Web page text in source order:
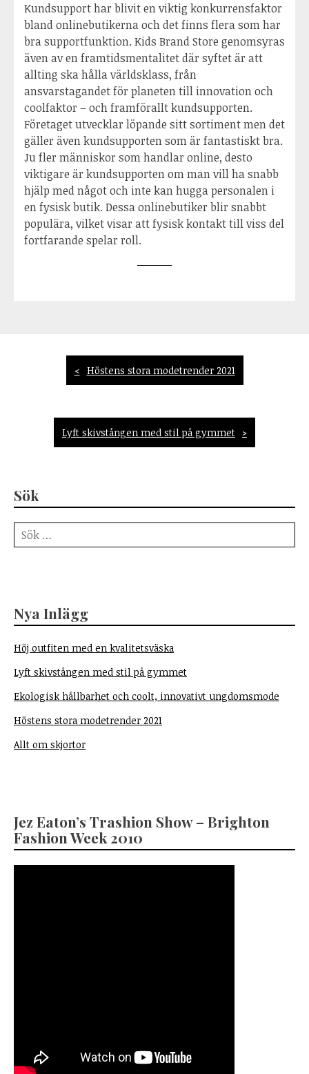
Kundsupport har blivit en viktig konkurrensfaktor
bland onlinebutikerna och det finns flera som har
bra supportfunktion. Kids Brand Store genomsyras
även av en framtidsmentalitet där syftet är att
allting ska hålla världsklass, från
ansvarstagandet för planeten till innovation och
coolfaktor – och framförallt kundsupporten.
Företaget utvecklar löpande sitt sortiment men det
gäller även kundsupporten som är fantastiskt bra.
Ju fler människor som handlar online, desto
viktigare är kundsupporten om man vill ha snabb
hjälp med något och inte kan hugga personalen i
en fysisk butik. Dessa onlinebutiker blir snabbt
populära, vilket visar att fysisk kontakt till viss del
fortfarande spelar roll.
InläggsnavigeringHöstens stora modetrender 2021
Lyft skivstången med stil på gymmet
Sök
Sök
efter:
Nya Inlägg
Höj outfiten med en kvalitetsväska
Lyft skivstången med stil på gymmet
Ekologisk hållbarhet och coolt, innovativt ungdomsmode
Höstens stora modetrender 2021
Allt om skjortor
Jez Eaton’s Trashion Show – Brighton
Fashion Week 2010